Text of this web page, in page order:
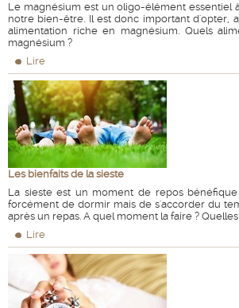
Le magnésium est un oligo-élément essentiel
notre bien-être. Il est donc important d'opter,
alimentation riche en magnésium. Quels
magnésium ?
Lire
Les bienfaits de la sieste
La sieste est un moment de repos
forcément de dormir mais de s'accorder du
après un repas. A quel moment la faire ?
Lire